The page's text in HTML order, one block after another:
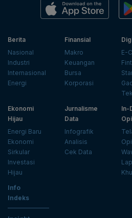
Berita
Nasional
Industri
Internasional
Energi
Finansial
Makro
Keuangan
Bursa
Korporasi
E-
Ekonomi
Hijau
Energi Baru
Ekonomi
Sirkular
Investasi
Hijau
Jurnalisme
Data
Infografik
Analisis
Cek Data
In-
Info
Indeks